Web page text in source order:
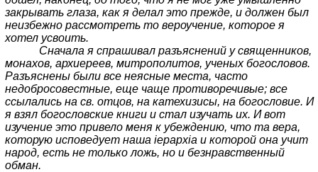
закрывать глаза, как я делал это прежде, и должен был
неизбежно рассмотреть то вероучение, которое я
хотел усвоить.
Сначала я спрашивал разъяснений у священников,
монахов, архиереев, митрополитов, ученых богословов.
Разъяснены были все неясные места, часто
недобросовестные, еще чаще противоречивые; все
ссылались на св. отцов, на катехизисы, на богословие. И
я взял богословские книги и стал изучать их. И вот
изучение это привело меня к убеждению, что та вера,
которую исповедует наша iepapxia и которой она учит
народ, есть не только ложь, но и безнравственный
обман.